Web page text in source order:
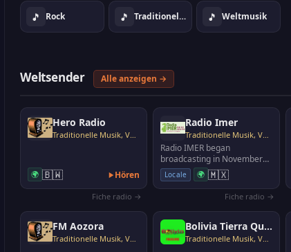
🎵 Rock 🎵 Traditionelle Musik, Volksmusik 🎵 Weltmusik
Weltsender Alle anzeigen →
Hero Radio
Traditionelle Musik, Volksmusik
🌍 🇧🇼 Hören
Fiche radio →
Radio Imer
Traditionelle Musik, Volksmusik
Radio IMER began
broadcasting in November
1988 from the city of
Comitán, in Chiapas, one of
the …
Locale 🌍 🇲🇽
Fiche radio →
FM Aozora
Traditionelle Musik, Volksmusik
Bolivia Tierra Querida - Folklor
Traditionelle Musik, Volksmusik